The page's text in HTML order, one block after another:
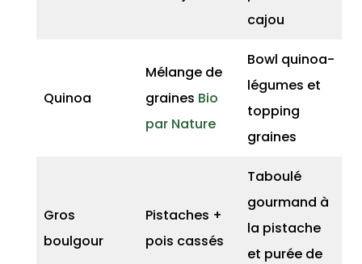
cajou
Quinoa
Mélange de
graines Bio
par Nature
Bowl quinoa-
légumes et
topping
graines
Gros
boulgour
Pistaches +
pois cassés
Taboulé
gourmand à
la pistache
et purée de